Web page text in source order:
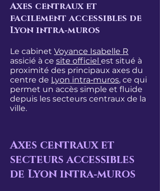
Axes centraux et
facilement accessibles de
Lyon intra‑muros
​Le cabinet Voyance Isabelle R
assicié à ce site officiel est situé à
proximité des principaux axes du
centre de Lyon intra‑muros, ce qui
permet un accès simple et fluide
depuis les secteurs centraux de la
ville.
Axes centraux et
secteurs accessibles
de Lyon intra‑muros